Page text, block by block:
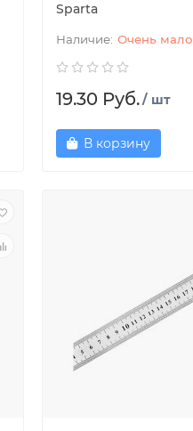
Sparta
Очень мало
19.30 Руб./ шт
В корзину